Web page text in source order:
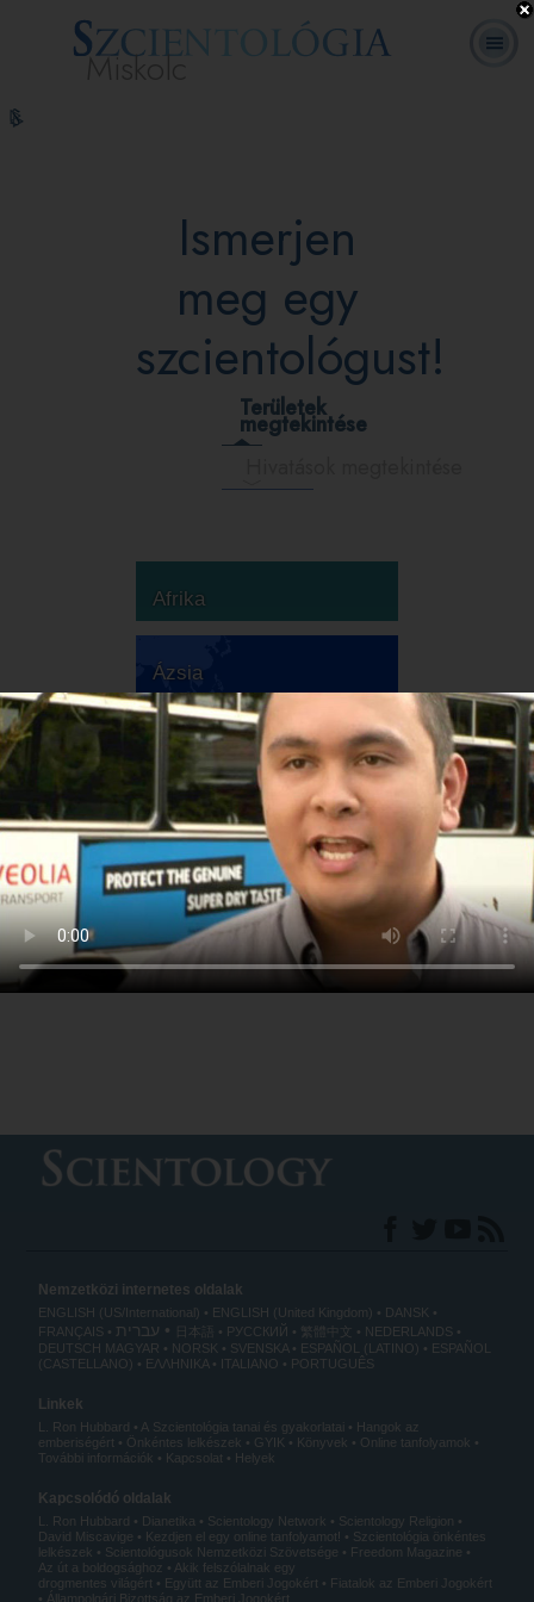
Miskolc
Hubbard
Ismerjen
meg egy
szcientológust!
Területek
megtekintése
Afrika
Ázsia
Ausztrália
Európa
Dél-Amerika
Észak-Amerika
Nemzetközi internetes oldalak
ENGLISH (US/International) ENGLISH (United Kingdom)
DANSK
FRANÇAIS
עברית 日本語 РУССКИЙ 繁體中文
NEDERLANDS
DEUTSCH MAGYAR NORSK SVENSKA ESPAÑOL (LATINO)
ESPAÑOL
(CASTELLANO)
ΕΛΛΗΝΙΚA ITALIANO PORTUGUÊS
Linkek
L. Ron Hubbard A Szcientológia tanai és gyakorlatai
Hangok az
emberiségért
Önkéntes lelkészek GYIK Könyvek
Online tanfolyamok
További információk
Kapcsolat Helyek
Kapcsolódó oldalak
L. Ron Hubbard Dianetika Scientology Network
Scientology Religion
David Miscavige
Kezdjen el egy online tanfolyamot!
Szcientológia önkéntes
lelkészek
Scientológusok Nemzetközi Szövetsége
Freedom Magazine
Az út a boldogsághoz
Akik felszólalnak egy
drogmentes világért
Együtt az Emberi Jogokért
Fiatalok az Emberi Jogokért
Állampolgári Bizottság az Emberi Jogokért